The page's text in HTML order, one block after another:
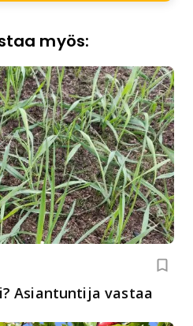
myös:
Asiantuntija vastaa